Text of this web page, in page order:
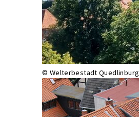
© Welterbestadt Quedlinburg